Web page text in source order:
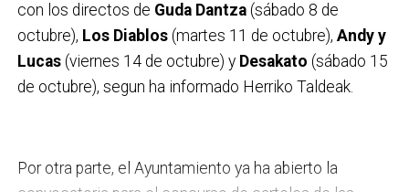
BMX, skate, roller y mucho más.
18:30 Pasacalles con Triki Bidebieta.
18:30 V Concentración motera en la plaza Bidebieta.
19:00 Txitxarrillo con GALEA en la plaza Mojaparte.
San Fausto.
con los directos de Guda Dantza(sábado 8 de
octubre), Los Diablos(martes 11 de octubre), Andy y
Lucas(viernes 14 de octubre) yDesakato (sábado 15
de octubre), segun ha informado Herriko Taldeak.
Por otra parte, el Ayuntamiento ya ha abierto la